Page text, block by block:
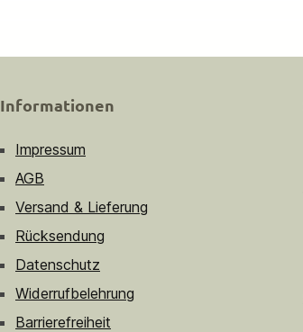
Informationen
Impressum
AGB
Versand & Lieferung
Rücksendung
Datenschutz
Widerrufbelehrung
Barrierefreiheit